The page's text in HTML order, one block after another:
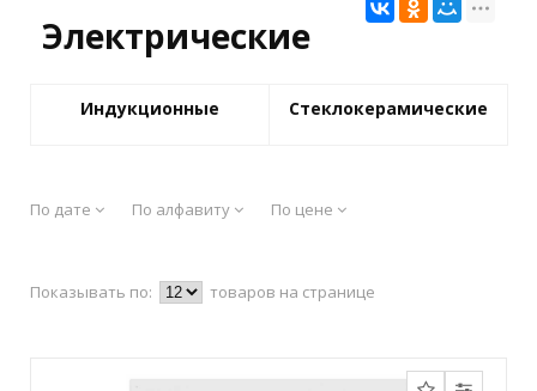
Электрические
Индукционные Стеклокерамические
По дате По алфавиту По цене
Показывать по: товаров на странице